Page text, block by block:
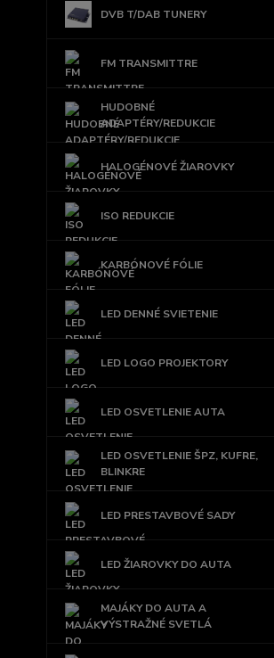
DVB T/DAB TUNERY
FM TRANSMITTRE
HUDOBNÉ
ADAPTÉRY/REDUKCIE
HALOGÉNOVÉ ŽIAROVKY
ISO REDUKCIE
KARBÓNOVÉ FÓLIE
LED DENNÉ SVIETENIE
LED LOGO PROJEKTORY
LED OSVETLENIE AUTA
LED OSVETLENIE ŠPZ, KUFRE,
BLINKRE
LED PRESTAVBOVÉ SADY
LED ŽIAROVKY DO AUTA
MAJÁKY DO AUTA A
VÝSTRAŽNÉ SVETLÁ